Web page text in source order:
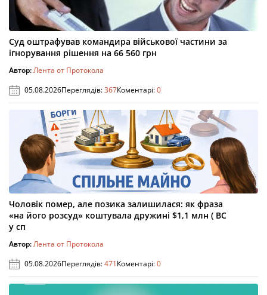
Суд оштрафував командира військової частини за
ігнорування рішення на 66 560 грн
Автор:Лента от Протокола
05.08.2026Переглядів:367Коментарі:0
Чоловік помер, але позика залишилася: як фраза
«на його розсуд» коштувала дружині $1,1 млн ( ВС
у сп
Автор:Лента от Протокола
05.08.2026Переглядів:471Коментарі:0